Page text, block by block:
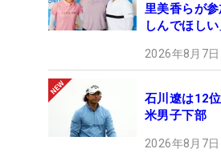
里美香らが
しんでほしい
2026年8月7
石川遼は12
米男子下部
2026年8月7